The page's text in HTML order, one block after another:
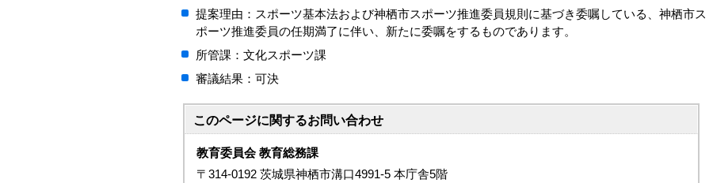
提案理由：スポーツ基本法および神栖市スポーツ推進委員規則に基づき委嘱している、神栖市ス
ポーツ推進委員の任期満了に伴い、新たに委嘱をするものであります。
所管課：文化スポーツ課
審議結果：可決
このページに関するお問い合わせ
教育委員会 教育総務課
〒314-0192 茨城県神栖市溝口4991-5 本庁舎5階